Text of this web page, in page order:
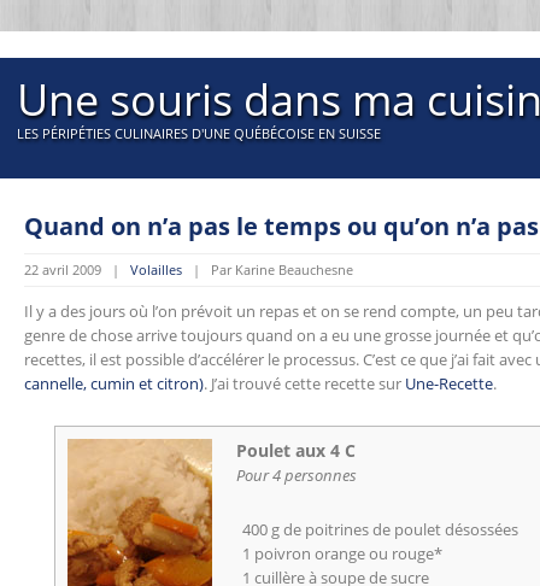
Une souris dans ma
LES PÉRIPÉTIES CULINAIRES D'UNE QUÉBÉCOISE EN SUISSE
Quand on n’a pas le temps ou qu’on n’a
22 avril 2009 | Volailles | Par Karine Beauchesne
Il y a des jours où l’on prévoit un repas et on se rend compte, un peu
genre de chose arrive toujours quand on a eu une grosse journée et
recettes, il est possible d’accélérer le processus. C’est ce que j’ai fait
cannelle, cumin et citron). J’ai trouvé cette recette sur Une-Recette.
Poulet aux 4 C
Pour 4 personnes
400 g de poitrines de poulet désossées
1 poivron orange ou rouge*
1 cuillère à soupe de sucre